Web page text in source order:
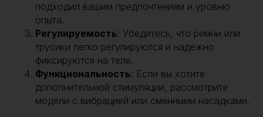
подходил вашим предпочтениям и уровню
опыта.
Регулируемость: Убедитесь, что ремни или
трусики легко регулируются и надежно
фиксируются на теле.
Функциональность: Если вы хотите
дополнительной стимуляции, рассмотрите
модели с вибрацией или сменными насадками.